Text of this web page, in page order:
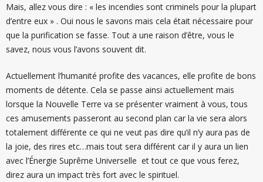
Mais, allez vous dire : « les incendies sont criminels pour la plupart
d’entre eux » . Oui nous le savons mais cela était nécessaire pour
que la purification se fasse. Tout a une raison d’être, vous le
savez, nous vous l’avons souvent dit.
Actuellement l’humanité profite des vacances, elle profite de bons
moments de détente. Cela se passe ainsi actuellement mais
lorsque la Nouvelle Terre va se présenter vraiment à vous, tous
ces amusements passeront au second plan car la vie sera alors
totalement différente ce qui ne veut pas dire qu’il n’y aura pas de
la joie, des rires etc…mais tout sera différent car il y aura un lien
avec l’Énergie Suprême Universelle et tout ce que vous ferez,
direz aura un impact très fort avec le spirituel.